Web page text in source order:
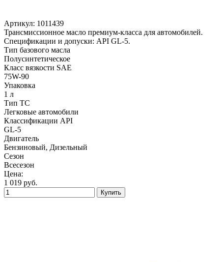
Артикул: 1011439
Трансмиссионное масло премиум-класса для автомобилей.
Спецификации и допуски: API GL-5.
Тип базового масла
Полусинтетическое
Класс вязкости SAE
75W-90
Упаковка
1 л
Тип ТС
Легковые автомобили
Классификации API
GL-5
Двигатель
Бензиновый, Дизельный
Сезон
Всесезон
Цена:
1 019 руб.
Купить